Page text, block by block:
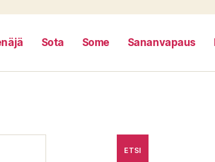
Sota Some Sananvapaus
ETSI